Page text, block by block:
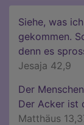
Siehe, was
gekommen.
denn es
Jesaja 42,9
Der
Der Acker ist
Matthäus